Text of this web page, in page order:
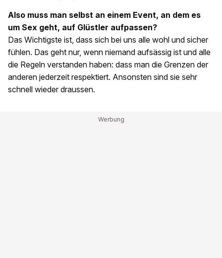
Also muss man selbst an einem Event, an dem es
um Sex geht, auf Glüstler aufpassen?
Das Wichtigste ist, dass sich bei uns alle wohl und sicher
fühlen. Das geht nur, wenn niemand aufsässig ist und alle
die Regeln verstanden haben: dass man die Grenzen der
anderen jederzeit respektiert. Ansonsten sind sie sehr
schnell wieder draussen.